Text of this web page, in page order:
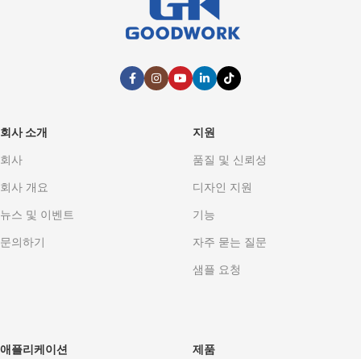
회사 소개
회사
회사 개요
뉴스 및 이벤트
문의하기
지원
품질 및 신뢰성
디자인 지원
기능
자주 묻는 질문
샘플 요청
애플리케이션
제품